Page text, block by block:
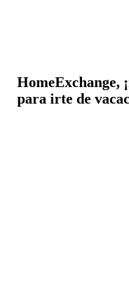
HomeExchange,
para irte de